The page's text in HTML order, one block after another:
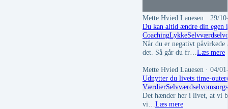
Mette Hvied Lauesen · 29/
Du kan altid ændre din egen
CoachingLykkeSelvværd
Når du er negativt
det. Så går du fr… Læs mere
Mette Hvied Lauesen · 04/
Udnytter du livets time-
VærdierSelvværdselvomsorg
Det hænder her i livet, at vi
vi… Læs mere